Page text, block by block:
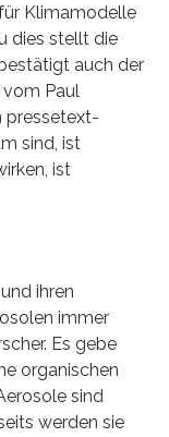
Klimamodelle
dies stellt die
auch der
Paul
pressetext-
sind, ist
ist
ihren
immer
Es gebe
organischen
sind
werden sie